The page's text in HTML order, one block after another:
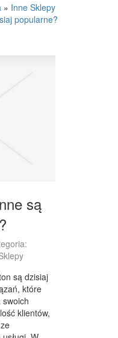
» Inne Sklepy
popularne?
są
są dzisiaj
które
swoich
klientów,